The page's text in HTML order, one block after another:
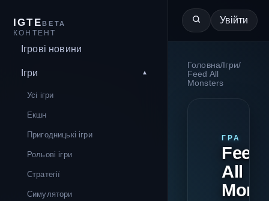
IGTEBETA
КОНТЕНТ
Ігрові новини
Ігри
Усі ігри
Екшн
Пригодницькі ігри
Рольові ігри
Стратегії
Симулятори
Увійти
Головна/ Ігри/
Feed All
Monsters
ГРА
Feed
All